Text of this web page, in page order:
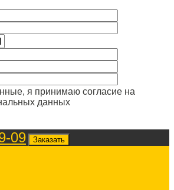
я принимаю согласие на
данных
09 Заказать